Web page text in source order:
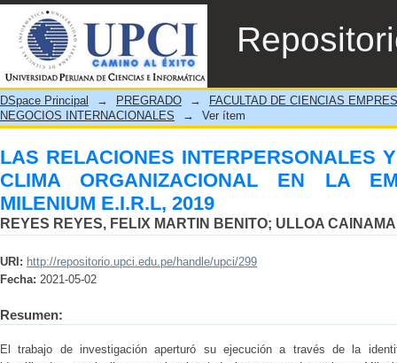
LAS RELACIONES INTERPERSONALES
EN LA EMPRESA INVERSIONES
DSpace Principal → PREGRADO →
FACULTAD DE CIENCIAS
NEGOCIOS INTERNACIONALES
→ Ver ítem
LAS RELACIONES INTERPERSONALES
CLIMA ORGANIZACIONAL EN LA
MILENIUM E.I.R.L, 2019
REYES REYES, FELIX MARTIN BENITO; ULLOA
URI: http://repositorio.upci.edu.pe/handle/upci/299
Fecha: 2021-05-02
Resumen:
El trabajo de investigación aperturó su ejecución a través de la